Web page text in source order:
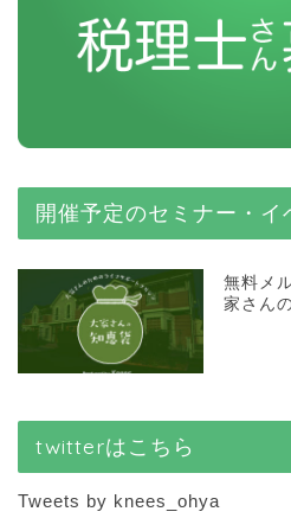
開催予定のセミナー・イ
無料メ
家さん
twitterはこちら
Tweets by knees_ohya